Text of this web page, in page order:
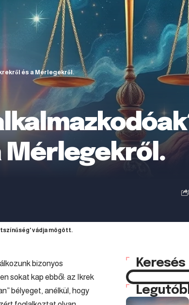
és a Mérlegekről.
Mérlegekről.
vádja mögött.
bizonyos
sokat kap ebből: az Ikrek
bélyeget, anélkül, hogy
Keresés